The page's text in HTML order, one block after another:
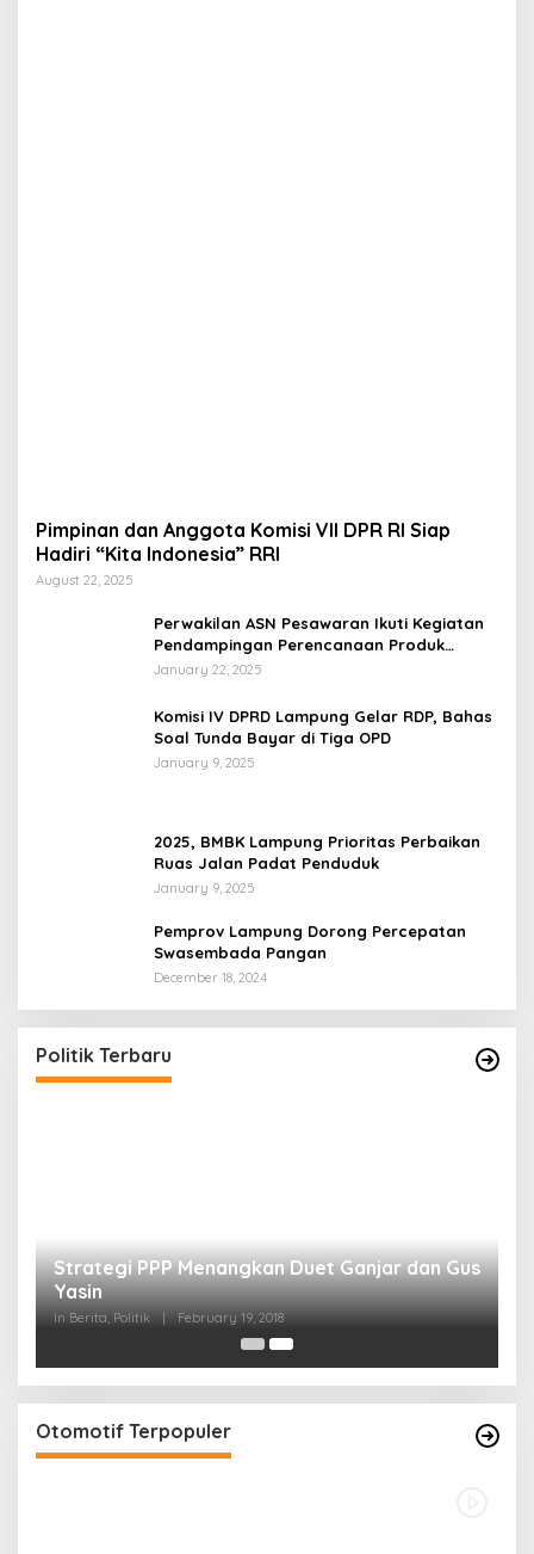
Pimpinan dan Anggota Komisi VII DPR RI Siap
Hadiri “Kita Indonesia” RRI
August 22, 2025
Perwakilan ASN Pesawaran Ikuti Kegiatan
Pendampingan Perencanaan Produk
Hukum
January 22, 2025
Komisi IV DPRD Lampung Gelar RDP, Bahas
Soal Tunda Bayar di Tiga OPD
January 9, 2025
2025, BMBK Lampung Prioritas Perbaikan
Ruas Jalan Padat Penduduk
January 9, 2025
Pemprov Lampung Dorong Percepatan
Swasembada Pangan
December 18, 2024
Politik Terbaru
Strategi PPP Menangkan Duet Ganjar dan Gus
Yasin
In Berita, Politik | February 19, 2018
Otomotif Terpopuler